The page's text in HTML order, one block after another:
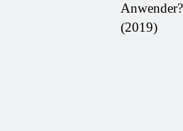
Anwender?
(2019)